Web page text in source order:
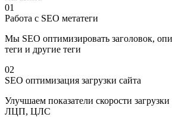
01
Работа с SEO метатеги
Мы SEO оптимизировать заголовок,
теги и другие теги
02
SEO оптимизация загрузки сайта
Улучшаем показатели скорости
ЛЦП, ЦЛС